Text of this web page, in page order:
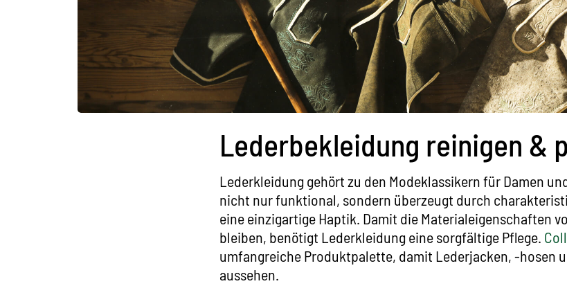
Lederbekleidung reinigen &
Lederkleidung gehört zu den Modeklassikern für Damen
nicht nur funktional, sondern überzeugt durch
eine einzigartige Haptik. Damit die Materialeigenschaften
bleiben, benötigt Lederkleidung eine sorgfältige Pflege.
umfangreiche Produktpalette, damit Lederjacken, -hosen
aussehen.